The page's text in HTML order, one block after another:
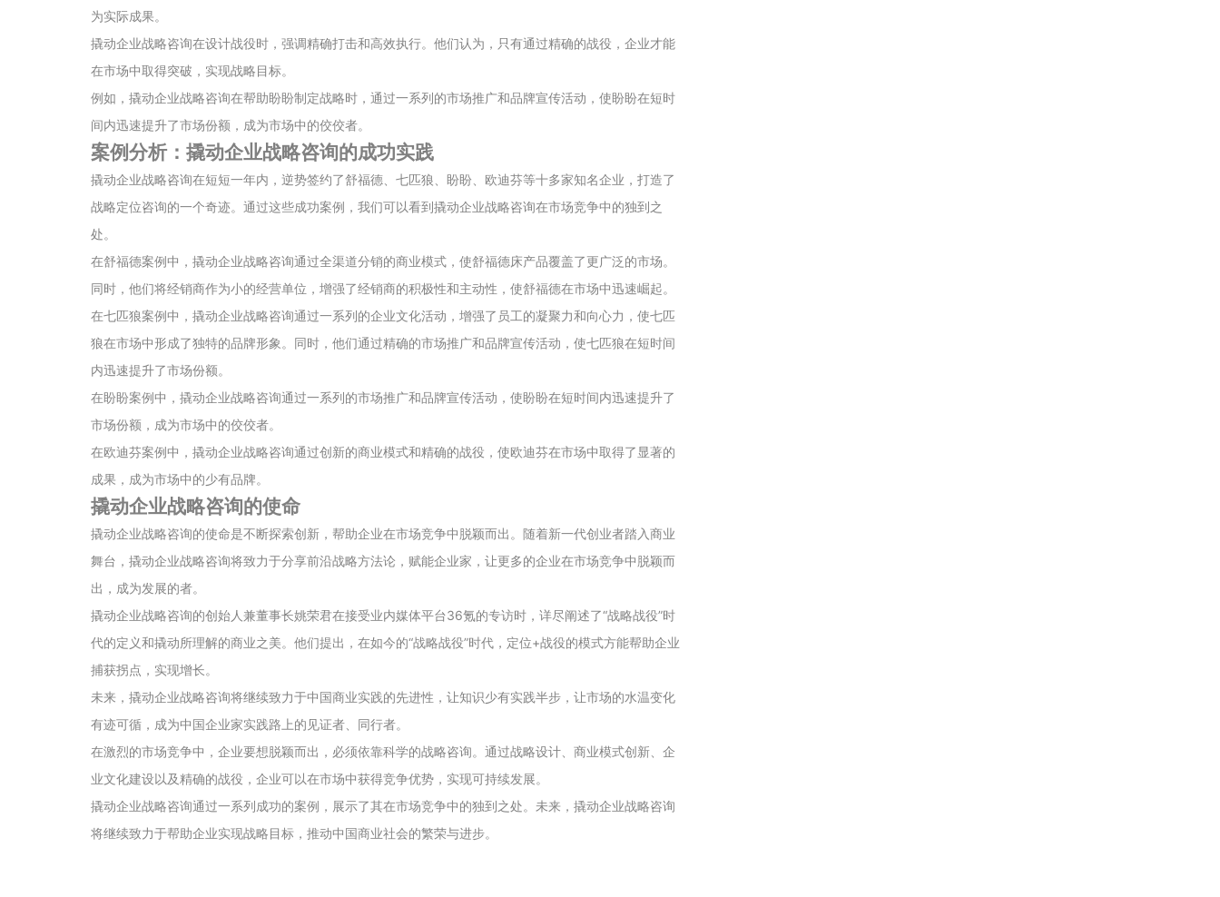
为实际成果。
撬动企业战略咨询在设计战役时，强调精确打击和高效执行。他们认为，只有通过精确的战役，企业才能
在市场中取得突破，实现战略目标。
例如，撬动企业战略咨询在帮助盼盼制定战略时，通过一系列的市场推广和品牌宣传活动，使盼盼在短时
间内迅速提升了市场份额，成为市场中的佼佼者。
案例分析：撬动企业战略咨询的成功实践
撬动企业战略咨询在短短一年内，逆势签约了舒福德、七匹狼、盼盼、欧迪芬等十多家知名企业，打造了
战略定位咨询的一个奇迹。通过这些成功案例，我们可以看到撬动企业战略咨询在市场竞争中的独到之
处。
在舒福德案例中，撬动企业战略咨询通过全渠道分销的商业模式，使舒福德床产品覆盖了更广泛的市场。
同时，他们将经销商作为小的经营单位，增强了经销商的积极性和主动性，使舒福德在市场中迅速崛起。
在七匹狼案例中，撬动企业战略咨询通过一系列的企业文化活动，增强了员工的凝聚力和向心力，使七匹
狼在市场中形成了独特的品牌形象。同时，他们通过精确的市场推广和品牌宣传活动，使七匹狼在短时间
内迅速提升了市场份额。
在盼盼案例中，撬动企业战略咨询通过一系列的市场推广和品牌宣传活动，使盼盼在短时间内迅速提升了
市场份额，成为市场中的佼佼者。
在欧迪芬案例中，撬动企业战略咨询通过创新的商业模式和精确的战役，使欧迪芬在市场中取得了显著的
成果，成为市场中的少有品牌。
撬动企业战略咨询的使命
撬动企业战略咨询的使命是不断探索创新，帮助企业在市场竞争中脱颖而出。随着新一代创业者踏入商业
舞台，撬动企业战略咨询将致力于分享前沿战略方法论，赋能企业家，让更多的企业在市场竞争中脱颖而
出，成为发展的者。
撬动企业战略咨询的创始人兼董事长姚荣君在接受业内媒体平台36氪的专访时，详尽阐述了“战略战役”时
代的定义和撬动所理解的商业之美。他们提出，在如今的“战略战役”时代，定位+战役的模式方能帮助企业
捕获拐点，实现增长。
未来，撬动企业战略咨询将继续致力于中国商业实践的先进性，让知识少有实践半步，让市场的水温变化
有迹可循，成为中国企业家实践路上的见证者、同行者。
在激烈的市场竞争中，企业要想脱颖而出，必须依靠科学的战略咨询。通过战略设计、商业模式创新、企
业文化建设以及精确的战役，企业可以在市场中获得竞争优势，实现可持续发展。
撬动企业战略咨询通过一系列成功的案例，展示了其在市场竞争中的独到之处。未来，撬动企业战略咨询
将继续致力于帮助企业实现战略目标，推动中国商业社会的繁荣与进步。